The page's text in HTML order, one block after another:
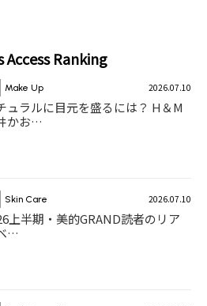
Access Ranking
Make Up 2026.07.10
ュラルに目元を盛るには？ H＆M
かお…
Skin Care 2026.07.10
上半期・美的GRAND読者のリア
…